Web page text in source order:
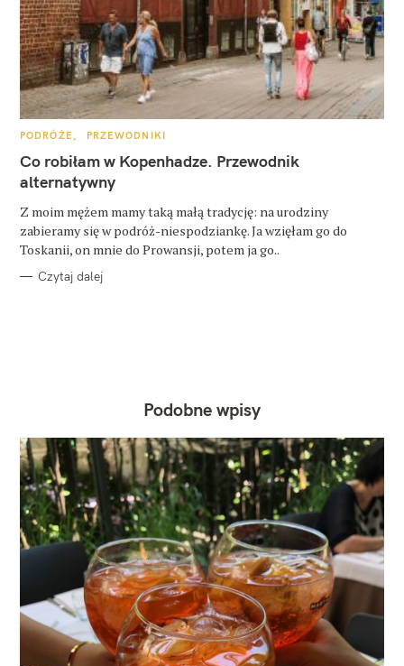
K
T
E
G
O
I
E
PODRÓŻE PRZEWODNIKI
Co robiłam w Kopenhadze. Przewodnik
alternatywny
Z moim mężem mamy taką małą tradycję: na urodziny
zabieramy się w podróż-niespodziankę. Ja wzięłam go do
Toskanii, on mnie do Prowansji, potem ja go..
Czytaj dalej
Podobne wpisy